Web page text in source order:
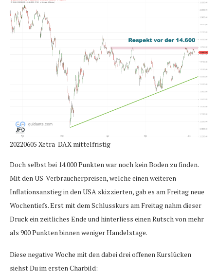
20220605 Xetra-DAX mittelfristig
Doch selbst bei 14.000 Punkten war noch kein Boden zu finden.
Mit den US-Verbraucherpreisen, welche einen weiteren
Inflationsanstieg in den USA skizzierten, gab es am Freitag neue
Wochentiefs. Erst mit dem Schlusskurs am Freitag nahm dieser
Druck ein zeitliches Ende und hinterliess einen Rutsch von mehr
als 900 Punkten binnen weniger Handelstage.
Diese negative Woche mit den dabei drei offenen Kurslücken
siehst Du im ersten Charbild: